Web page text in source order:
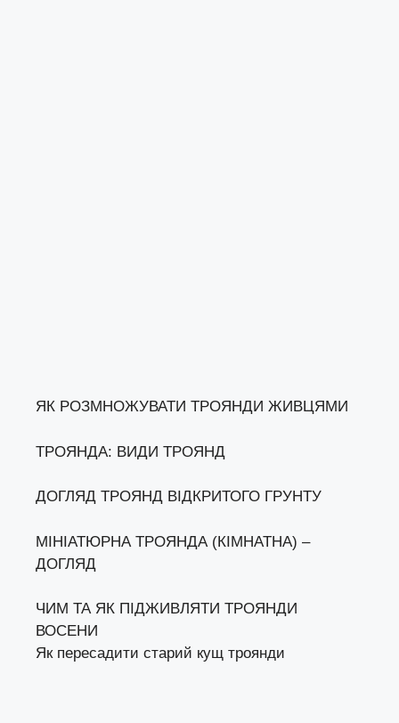
ЯК РОЗМНОЖУВАТИ ТРОЯНДИ ЖИВЦЯМИ
ТРОЯНДА: ВИДИ ТРОЯНД
ДОГЛЯД ТРОЯНД ВІДКРИТОГО ГРУНТУ
МІНІАТЮРНА ТРОЯНДА (КІМНАТНА) –
ДОГЛЯД
ЧИМ ТА ЯК ПІДЖИВЛЯТИ ТРОЯНДИ
ВОСЕНИ
Як пересадити старий кущ троянди